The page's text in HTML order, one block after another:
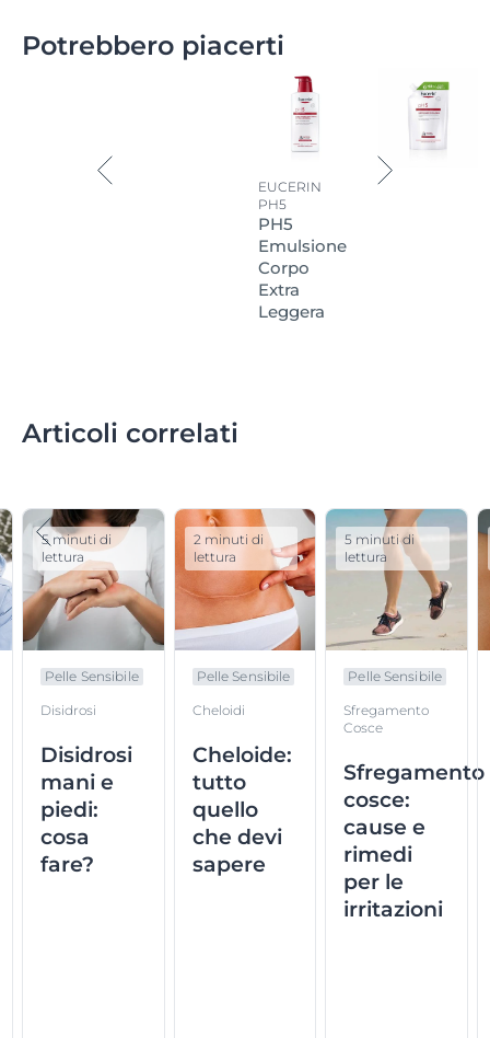
Potrebbero piacerti
EUCERIN
PH5
PH5
Emulsione
Corpo
Extra
Leggera
Articoli correlati
Pelle Sensibile
Disidrosi
Disidrosi
mani e
piedi:
cosa
fare?
5 minuti di
lettura
Pelle Sensibile
Cheloidi
Cheloide:
tutto
quello
che devi
sapere
2 minuti di
lettura
Pelle Sensibile
Sfregamento
Cosce
Sfregamento
cosce:
cause e
rimedi
per le
irritazioni
5 minuti di
lettura